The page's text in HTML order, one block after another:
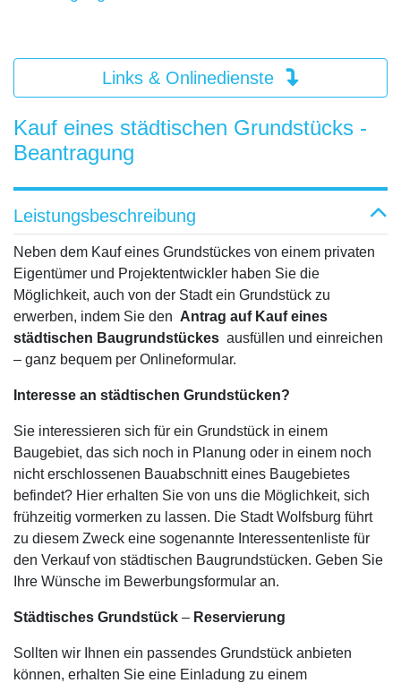
Links & Onlinedienste
Kauf eines städtischen Grundstücks -
Beantragung
Leistungsbeschreibung
Neben dem Kauf eines Grundstückes von einem privaten
Eigentümer und Projektentwickler haben Sie die
Möglichkeit, auch von der Stadt ein Grundstück zu
erwerben, indem Sie den Antrag auf Kauf eines
städtischen Baugrundstückes ausfüllen und einreichen
– ganz bequem per Onlineformular.
Interesse an städtischen Grundstücken?
Sie interessieren sich für ein Grundstück in einem
Baugebiet, das sich noch in Planung oder in einem noch
nicht erschlossenen Bauabschnitt eines Baugebietes
befindet? Hier erhalten Sie von uns die Möglichkeit, sich
frühzeitig vormerken zu lassen. Die Stadt Wolfsburg führt
zu diesem Zweck eine sogenannte Interessentenliste für
den Verkauf von städtischen Baugrundstücken. Geben Sie
Ihre Wünsche im Bewerbungsformular an.
Städtisches Grundstück – Reservierung
Sollten wir Ihnen ein passendes Grundstück anbieten
können, erhalten Sie eine Einladung zu einem